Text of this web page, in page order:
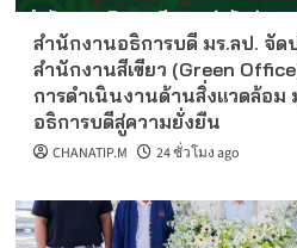
สำนักงานอธิการบดี มร.ลป. จัด
สำนักงานสีเขียว (Green
การดำเนินงานด้านสิ่งแวดล้อม
อธิการบดีสู่ความยั่งยืน
CHANATIP.M 24 ชั่วโมง ago